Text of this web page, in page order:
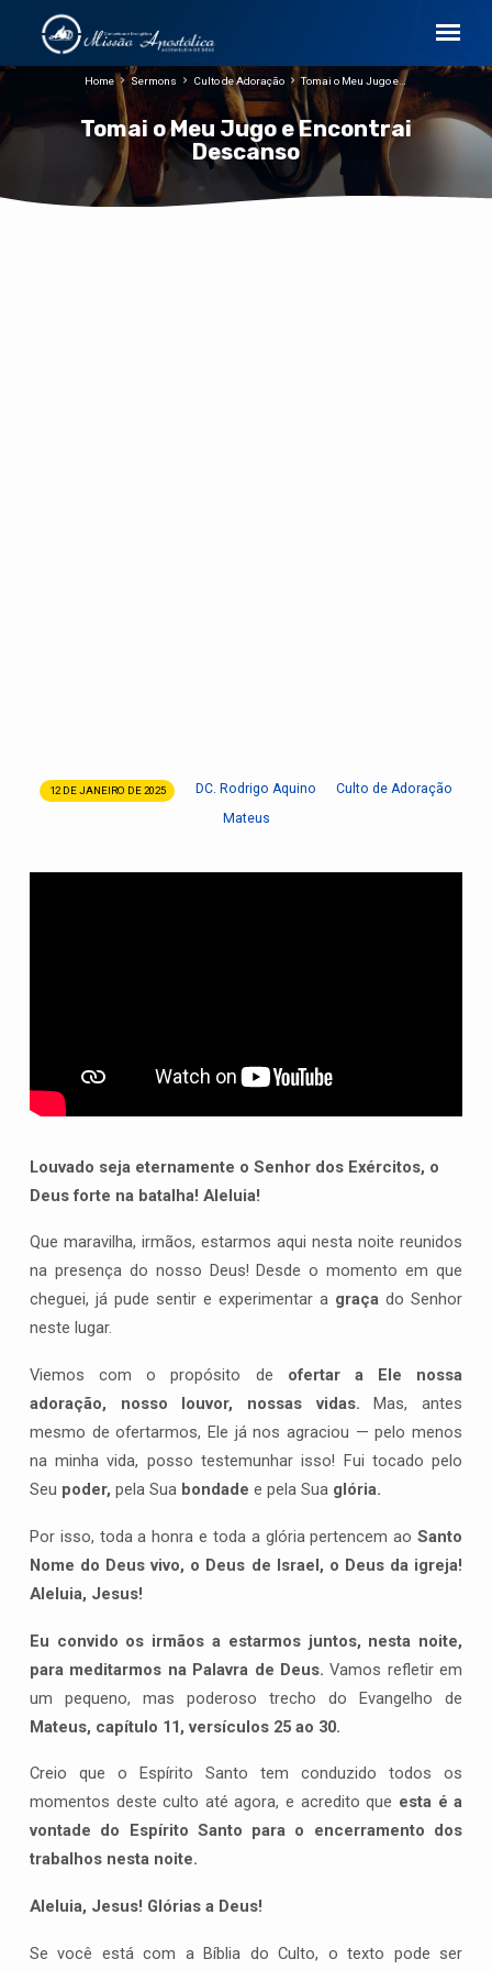
Tomai o Meu Jugo e Encontrai
Descanso
Home Sermons Culto de Adoração Tomai o Meu Jugo e…
Tomai
12 DE JANEIRO DE 2025 DC. Rodrigo Aquino
Culto de Adoração
Mateus
Louvado seja eternamente o Senhor dos Exércitos, o
Deus forte na batalha! Aleluia!
Que maravilha, irmãos, estarmos aqui nesta noite reunidos
na presença do nosso Deus! Desde o momento em que
cheguei, já pude sentir e experimentar a graça do Senhor
neste lugar.
Viemos com o propósito de ofertar a Ele nossa
adoração, nosso louvor, nossas vidas. Mas, antes
mesmo de ofertarmos, Ele já nos agraciou — pelo menos
na minha vida, posso testemunhar isso! Fui tocado pelo
Seu poder, pela Sua bondade e pela Sua glória.
Por isso, toda a honra e toda a glória pertencem aoSanto
Nome do Deus vivo, o Deus de Israel, o Deus da igreja!
Aleluia, Jesus!
Eu convido os irmãos a estarmos juntos, nesta noite,
para meditarmos na Palavra de Deus. Vamos refletir em
um pequeno, mas poderoso trecho do Evangelho de
Mateus, capítulo 11, versículos 25 ao 30.
Creio que o Espírito Santo tem conduzido todos os
momentos deste culto até agora, e acredito que esta é a
vontade do Espírito Santo para o encerramento dos
trabalhos nesta noite.
Aleluia, Jesus! Glórias a Deus!
Se você está com a Bíblia do Culto, o texto pode ser